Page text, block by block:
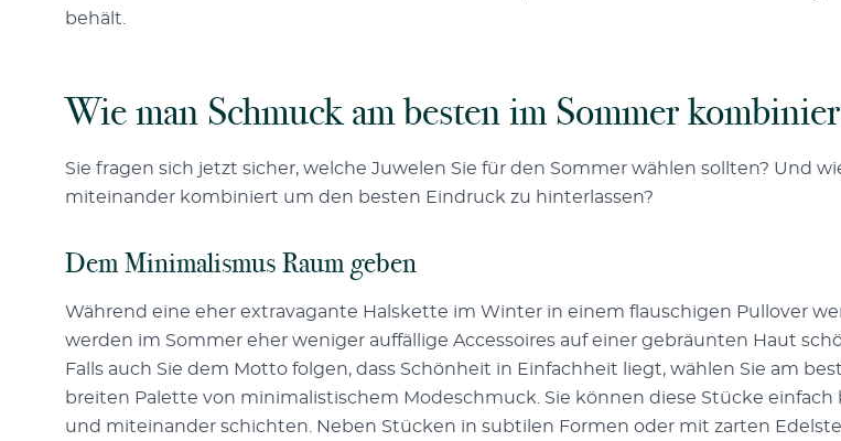
behält.
Wie man Schmuck am besten im Sommer
Sie fragen sich jetzt sicher, welche Juwelen Sie für den Sommer wählen sollten? Und
miteinander kombiniert um den besten Eindruck zu hinterlassen?
Dem Minimalismus Raum geben
Während eine eher extravagante Halskette im Winter in einem flauschigen Pullover
werden im Sommer eher weniger auffällige Accessoires auf einer gebräunten Haut
Falls auch Sie dem Motto folgen, dass Schönheit in Einfachheit liegt, wählen Sie am
breiten Palette von minimalistischem Modeschmuck. Sie können diese Stücke einfach
und miteinander schichten. Neben Stücken in subtilen Formen oder mit zarten